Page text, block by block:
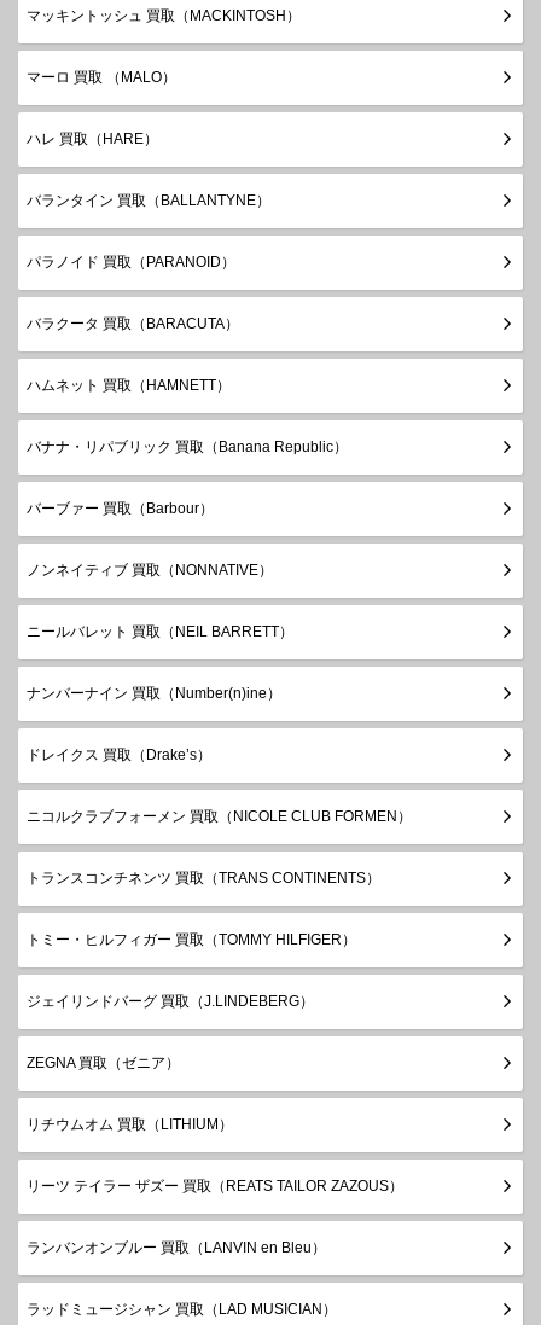
マッキントッシュ 買取（MACKINTOSH）
マーロ 買取 （MALO）
ハレ 買取（HARE）
バランタイン 買取（BALLANTYNE）
パラノイド 買取（PARANOID）
バラクータ 買取（BARACUTA）
ハムネット 買取（HAMNETT）
バナナ・リパブリック 買取（Banana Republic）
バーブァー 買取（Barbour）
ノンネイティブ 買取（NONNATIVE）
ニールバレット 買取（NEIL BARRETT）
ナンバーナイン 買取（Number(n)ine）
ドレイクス 買取（Drake’s）
ニコルクラブフォーメン 買取（NICOLE CLUB FORMEN）
トランスコンチネンツ 買取（TRANS CONTINENTS）
トミー・ヒルフィガー 買取（TOMMY HILFIGER）
ジェイリンドバーグ 買取（J.LINDEBERG）
ZEGNA 買取（ゼニア）
リチウムオム 買取（LITHIUM）
リーツ テイラー ザズー 買取（REATS TAILOR ZAZOUS）
ランバンオンブルー 買取（LANVIN en Bleu）
ラッドミュージシャン 買取（LAD MUSICIAN）